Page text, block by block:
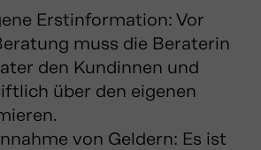
Erstinformation: Vor
muss die Beraterin
den Kundinnen und
über den eigenen
von Geldern: Es ist